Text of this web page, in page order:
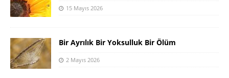
15 Mayıs 2026
Bir Ayrılık Bir Yoksulluk Bir Ölüm
2 Mayıs 2026